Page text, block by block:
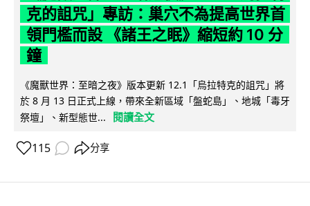
克的詛咒」專訪：巢穴不為提高世界首
領門檻而設 《諸王之眠》縮短約 10 分
鐘
《魔獸世界：至暗之夜》版本更新 12.1「烏拉特克的詛咒」將
於 8 月 13 日正式上線，帶來全新區域「盤蛇島」、地城「毒牙
祭壇」、新型態世...
閱讀全文
115 分享